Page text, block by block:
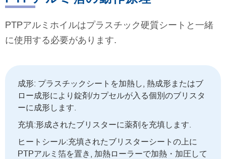
PTPアルミホイルはプラスチック硬質シートと一緒
に使用する必要があります.
成形: プラスチックシートを加熱し, 熱成形またはブ
ロー成形により錠剤/カプセルが入る個別のブリスタ
ーに成形します.
充填:形成されたブリスターに薬剤を充填します.
ヒートシール:充填されたブリスターシートの上に
PTPアルミ箔を置き, 加熱ローラーで加熱・加圧して